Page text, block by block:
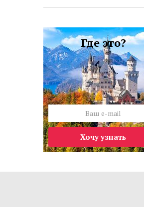
Где это?
Хочу узнать